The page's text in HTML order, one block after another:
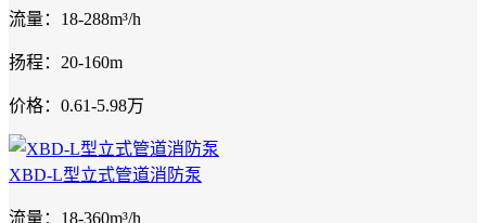
流量：18-288m³/h
扬程：20-160m
价格：0.61-5.98万
XBD-L型立式管道消防泵
流量：18-360m³/h